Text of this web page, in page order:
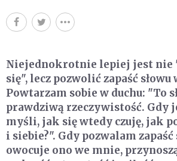
Niejednokrotnie lepiej jest nie
się", lecz pozwolić zapaść słowu
Powtarzam sobie w duchu: "To
prawdziwą rzeczywistość. Gdy
myśli, jak się wtedy czuję, jak
i siebie?". Gdy pozwalam zapaść
owocuje ono we mnie,